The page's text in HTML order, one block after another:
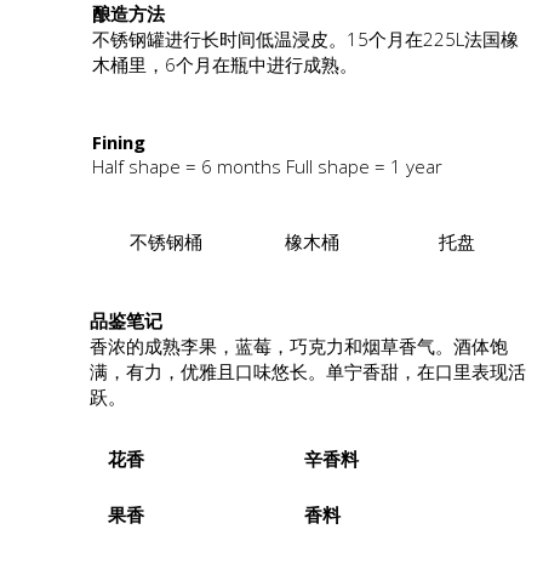
酿造方法
不锈钢罐进行长时间低温浸皮。15个月在225L法国橡
木桶里，6个月在瓶中进行成熟。
Fining
Half shape = 6 months Full shape = 1 year
不锈钢桶 橡木桶 托盘
品鉴笔记
香浓的成熟李果，蓝莓，巧克力和烟草香气。酒体饱
满，有力，优雅且口味悠长。单宁香甜，在口里表现活
跃。
花香 辛香料
果香
香料